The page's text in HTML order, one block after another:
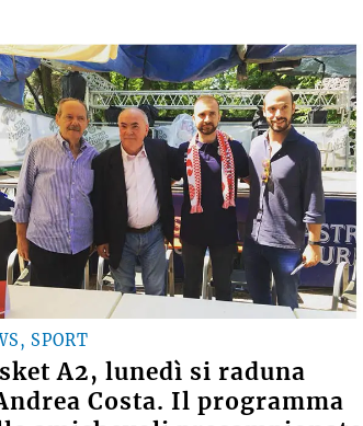
SPORT
A2, lunedì si raduna
Costa. Il programma